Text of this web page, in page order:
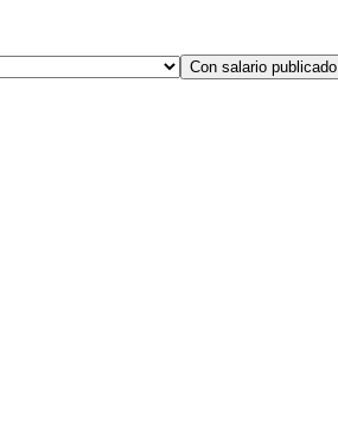
Con salario publicado